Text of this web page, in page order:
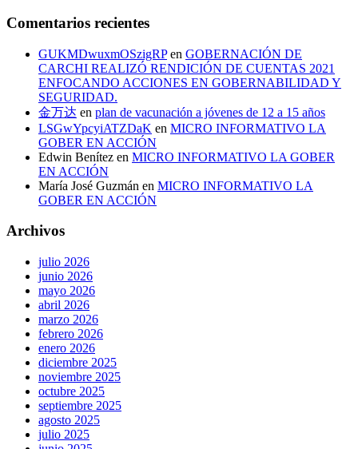
Comentarios recientes
GUKMDwuxmOSzigRPen GOBERNACIÓN DE
CARCHI REALIZÓ RENDICIÓN DE CUENTAS 2021
ENFOCANDO ACCIONES EN GOBERNABILIDAD Y
SEGURIDAD.
金万达 en plan de vacunación a jóvenes de 12 a 15 años
LSGwYpcyiATZDaK en MICRO INFORMATIVO LA
GOBER EN ACCIÓN
Edwin Benítez en MICRO INFORMATIVO LA GOBER
EN ACCIÓN
María José Guzmán en MICRO INFORMATIVO LA
GOBER EN ACCIÓN
Archivos
julio 2026
junio 2026
mayo 2026
abril 2026
marzo 2026
febrero 2026
enero 2026
diciembre 2025
noviembre 2025
octubre 2025
septiembre 2025
agosto 2025
julio 2025